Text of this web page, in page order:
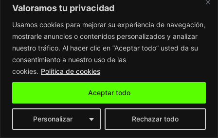
Valoramos tu privacidad
Usamos cookies para mejorar su experiencia de navegación,
mostrarle anuncios o contenidos personalizados y analizar
nuestro tráfico. Al hacer clic en “Aceptar todo” usted da su
consentimiento a nuestro uso de las
cookies. Política de cookies
Personalizar Rechazar todo
Aceptar todo